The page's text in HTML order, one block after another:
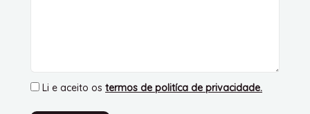
Li e aceito os termos de politíca de privacidade.